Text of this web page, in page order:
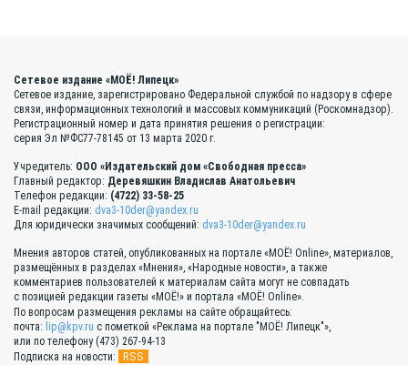
Сетевое издание «МОЁ! Липецк»
Сетевое издание, зарегистрировано Федеральной службой по надзору в сфере
связи, информационных технологий и массовых коммуникаций (Роскомнадзор).
Регистрационный номер и дата принятия решения о регистрации:
серия Эл №ФС77-78145 от 13 марта 2020 г.
Учредитель: ООО «Издательский дом «Свободная пресса»
Главный редактор: Деревяшкин Владислав Анатольевич
Телефон редакции: (4722) 33-58-25
E-mail редакции: dva3-10der@yandex.ru
Для юридически значимых сообщений: dva3-10der@yandex.ru
Мнения авторов статей, опубликованных на портале «МОЁ! Online», материалов,
размещённых в разделах «Мнения», «Народные новости», а также
комментариев пользователей к материалам сайта могут не совпадать
с позицией редакции газеты «МОЁ!» и портала «МОЁ! Online».
По вопросам размещения рекламы на сайте обращайтесь:
почта: lip@kpv.ru с пометкой «Реклама на портале "МОЁ! Липецк"»,
или по телефону (473) 267-94-13
Подписка на новости:
RSS